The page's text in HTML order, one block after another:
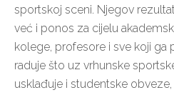
sportskoj sceni. Njegov
već i ponos za cijelu
kolege, profesore i sve koji ga
raduje što uz vrhunske
usklađuje i studentske